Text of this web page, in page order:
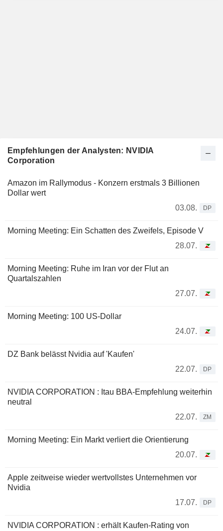
Empfehlungen der Analysten: NVIDIA
Corporation
Amazon im Rallymodus - Konzern erstmals 3 Billionen
Dollar wert
03.08.
DP
Morning Meeting: Ein Schatten des Zweifels, Episode V
28.07.
Morning Meeting: Ruhe im Iran vor der Flut an
Quartalszahlen
27.07.
Morning Meeting: 100 US-Dollar
24.07.
DZ Bank belässt Nvidia auf 'Kaufen'
22.07.
DP
NVIDIA CORPORATION : Itau BBA-Empfehlung weiterhin
neutral
22.07.
ZM
Morning Meeting: Ein Markt verliert die Orientierung
20.07.
Apple zeitweise wieder wertvollstes Unternehmen vor
Nvidia
17.07.
DP
NVIDIA CORPORATION : erhält Kaufen-Rating von